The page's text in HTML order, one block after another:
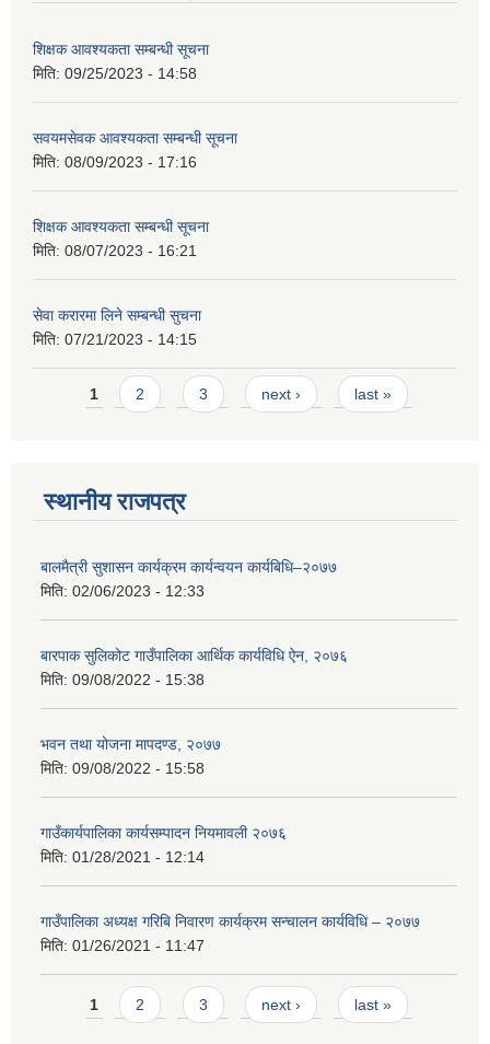
शिक्षक आवश्यकता सम्बन्धी सूचना
मिति: 09/25/2023 - 14:58
सवयमसेवक आवश्यकता सम्बन्धी सूचना
मिति: 08/09/2023 - 17:16
शिक्षक आवश्यकता सम्बन्धी सूचना
मिति: 08/07/2023 - 16:21
सेवा करारमा लिने सम्बन्धी सुचना
मिति: 07/21/2023 - 14:15
Pages
1 2 3 next › last »
स्थानीय राजपत्र
बालमैत्री सुशासन कार्यक्रम कार्यन्वयन कार्यबिधि–२०७७
मिति: 02/06/2023 - 12:33
बारपाक सुलिकोट गाउँपालिका आर्थिक कार्यविधि ऐन, २०७६
मिति: 09/08/2022 - 15:38
भवन तथा योजना मापदण्ड, २०७७
मिति: 09/08/2022 - 15:58
गाउँकार्यपालिका कार्यसम्पादन नियमावली २०७६
मिति: 01/28/2021 - 12:14
गाउँपालिका अध्यक्ष गरिबि निवारण कार्यक्रम सन्चालन कार्यविधि – २०७७
मिति: 01/26/2021 - 11:47
Pages
1 2 3 next › last »